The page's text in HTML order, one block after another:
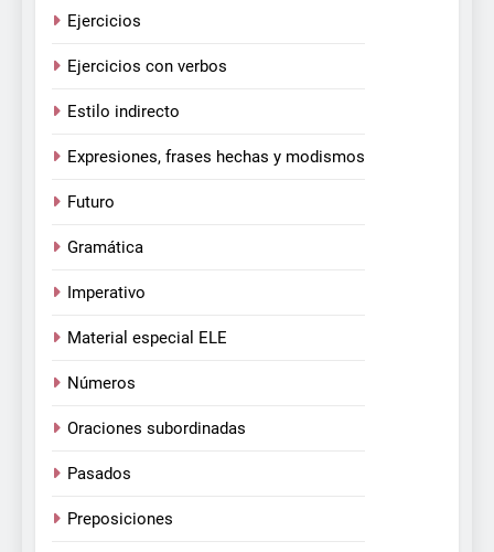
Ejercicios
Ejercicios con verbos
Estilo indirecto
Expresiones, frases hechas y modismos
Futuro
Gramática
Imperativo
Material especial ELE
Números
Oraciones subordinadas
Pasados
Preposiciones